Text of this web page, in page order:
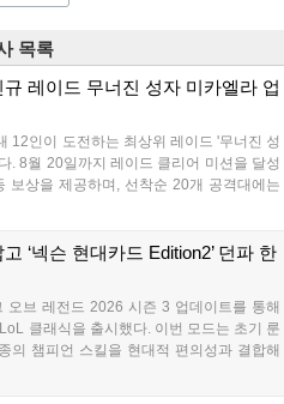
목록
레이드 무너진 성자 미카엘라 업
12인이 도전하는 최상위 레이드 '무너진 성
. 8월 20일까지 레이드 클리어 미션을 달성
보상을 제공하며, 선착순 20개 공격대에는
월 10일까지 서비스 21주년 기념 이벤트가
통해 다양한 아이템을 교환할 수 있다. 상
확인 가능하다....
‘넥슨 현대카드 Edition2’ 던파 한
오브 레전드 2026 시즌 3 업데이트를 통해
클래식을 출시했다. 이번 모드는 초기 룬
의 챔피언 스킬을 현대적 편의성과 결합해
방에서 승리 시 IP 추가 획득 및 스킨 무료